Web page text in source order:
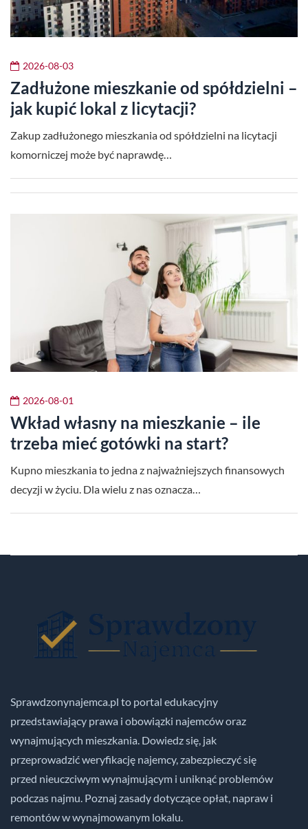
2026-08-03
Zadłużone mieszkanie od spółdzielni –
jak kupić lokal z licytacji?
Zakup zadłużonego mieszkania od spółdzielni na licytacji
komorniczej może być naprawdę…
2026-08-01
Wkład własny na mieszkanie – ile
trzeba mieć gotówki na start?
Kupno mieszkania to jedna z najważniejszych finansowych
decyzji w życiu. Dla wielu z nas oznacza…
Sprawdzonynajemca.pl to portal edukacyjny
przedstawiający prawa i obowiązki najemców oraz
wynajmujących mieszkania. Dowiedz się, jak
przeprowadzić weryfikację najemcy, zabezpieczyć się
przed nieuczciwym wynajmującym i uniknąć problemów
podczas najmu. Poznaj zasady dotyczące opłat, napraw i
remontów w wynajmowanym lokalu.